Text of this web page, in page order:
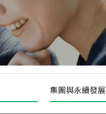
1,808
集團與永續發展